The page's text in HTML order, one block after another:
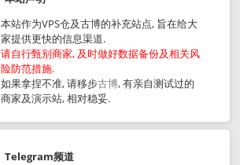
本站作为VPS仓及古博的补充站点, 旨在给大
家提供更快的信息渠道.
请自行甄别商家, 及时做好数据备份及相关风
险防范措施.
如果拿捏不准, 请移步古博, 有亲自测试过的
商家及演示站, 相对稳妥.
Telegram频道